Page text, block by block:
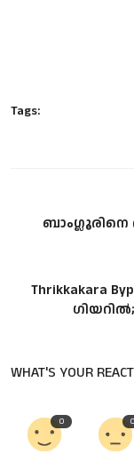
Tags:
Thrikkakara
WHAT'S YOUR
0 0